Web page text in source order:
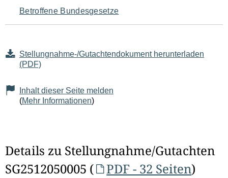
Seiteninhalt
Betroffene Bundesgesetze
Stellungnahme-/Gutachtendokument herunterladen
(PDF)
Inhalt dieser Seite melden
(Mehr Informationen)
Details zu Stellungnahme/Gutachten
SG2512050005 (
PDF - 32 Seiten)